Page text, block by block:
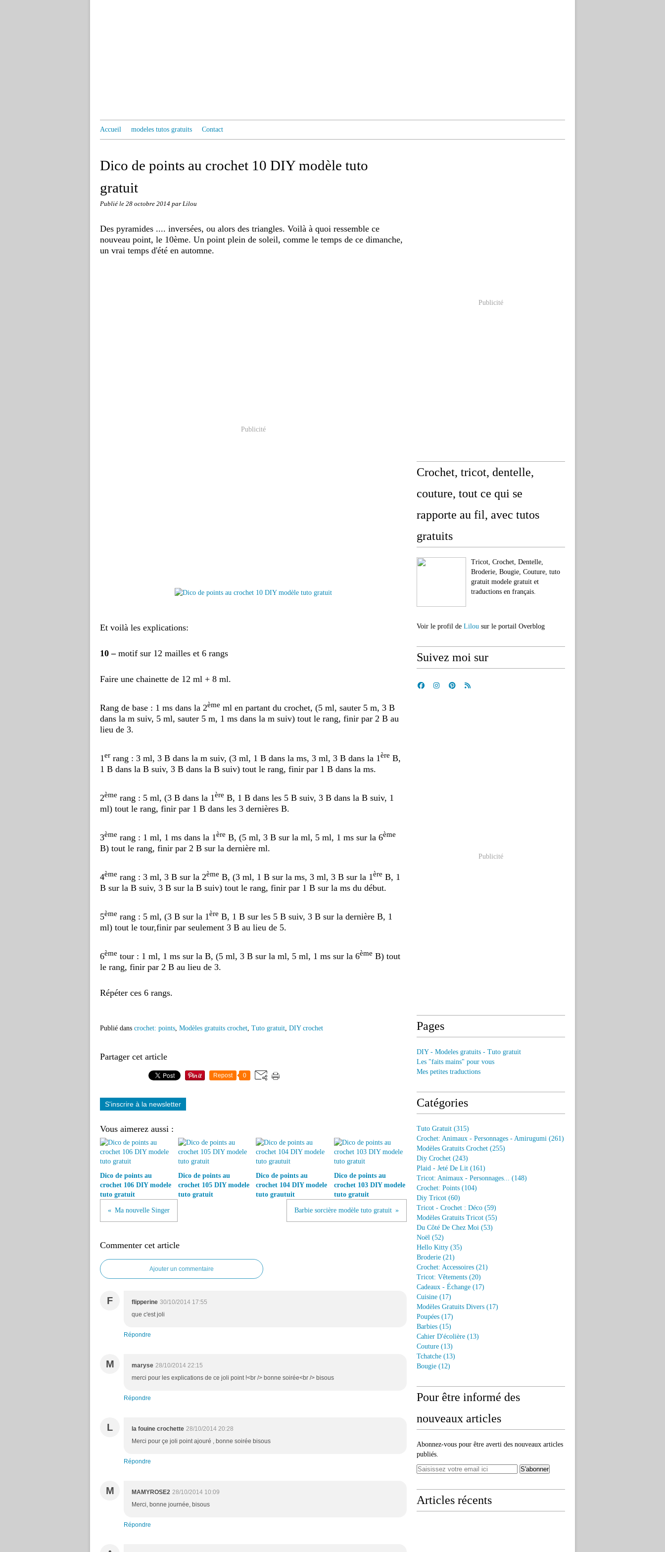
Accueil modeles tutos gratuits Contact
Dico de points au crochet 10 DIY modèle tuto
gratuit
Publié le 28 octobre 2014 par Lilou
Des pyramides .... inversées, ou alors des triangles. Voilà à quoi ressemble ce
nouveau point, le 10ème. Un point plein de soleil, comme le temps de ce dimanche,
un vrai temps d'été en automne.
Publicité
Et voilà les explications:
10 –motif sur 12 mailles et 6 rangs
Faire une chainette de 12 ml + 8 ml.
Rang de base : 1 ms dans la 2ème ml en partant du crochet, (5 ml, sauter 5 m, 3 B
dans la m suiv, 5 ml, sauter 5 m, 1 ms dans la m suiv) tout le rang, finir par 2 B au
lieu de 3.
1er rang : 3 ml, 3 B dans la m suiv, (3 ml, 1 B dans la ms, 3 ml, 3 B dans la 1ère B,
1 B dans la B suiv, 3 B dans la B suiv) tout le rang, finir par 1 B dans la ms.
2ème rang : 5 ml, (3 B dans la 1ère B, 1 B dans les 5 B suiv, 3 B dans la B suiv, 1
ml) tout le rang, finir par 1 B dans les 3 dernières B.
3ème rang : 1 ml, 1 ms dans la 1ère B, (5 ml, 3 B sur la ml, 5 ml, 1 ms sur la 6ème
B) tout le rang, finir par 2 B sur la dernière ml.
4ème rang : 3 ml, 3 B sur la 2ème B, (3 ml, 1 B sur la ms, 3 ml, 3 B sur la 1ère B, 1
B sur la B suiv, 3 B sur la B suiv) tout le rang, finir par 1 B sur la ms du début.
5ème rang : 5 ml, (3 B sur la 1ère B, 1 B sur les 5 B suiv, 3 B sur la dernière B, 1
ml) tout le tour,finir par seulement 3 B au lieu de 5.
6ème tour : 1 ml, 1 ms sur la B, (5 ml, 3 B sur la ml, 5 ml, 1 ms sur la 6ème B) tout
le rang, finir par 2 B au lieu de 3.
Répéter ces 6 rangs.
Publié dans crochet: points, Modèles gratuits crochet, Tuto gratuit, DIY crochet
Partager cet article
Repost 0
S'inscrire à la newsletter
Vous aimerez aussi :
Dico de points au
crochet 106 DIY modele
tuto gratuit
Dico de points au
crochet 105 DIY modele
tuto gratuit
Dico de points au
crochet 104 DIY modele
tuto grautuit
Dico de points au
crochet 103 DIY modele
tuto gratuit
Ma nouvelle Singer Barbie sorcière modèle tuto gratuit
Commenter cet article
Ajouter un commentaire
F flipperine 30/10/2014 17:55
que c'est joli
Répondre
M maryse 28/10/2014 22:15
merci pour les explications de ce joli point !<br /> bonne soirée<br /> bisous
Répondre
L la fouine crochette 28/10/2014 20:28
Merci pour çe joli point ajouré , bonne soirée bisous
Répondre
M MAMYROSE2 28/10/2014 10:09
Merci, bonne journée, bisous
Répondre
Publicité
Crochet, tricot, dentelle,
couture, tout ce qui se
rapporte au fil, avec tutos
gratuits
Tricot, Crochet, Dentelle,
Broderie, Bougie, Couture, tuto
gratuit modele gratuit et
traductions en français.
Voir le profil de Lilou sur le portail Overblog
Suivez moi sur
Publicité
Pages
DIY - Modeles gratuits - Tuto gratuit
Les "faits mains" pour vous
Mes petites traductions
Catégories
Tuto Gratuit (315)
Crochet: Animaux - Personnages - Amirugumi (261)
Modèles Gratuits Crochet (255)
Diy Crochet (243)
Plaid - Jeté De Lit (161)
Tricot: Animaux - Personnages... (148)
Crochet: Points (104)
Diy Tricot (60)
Tricot - Crochet : Déco (59)
Modèles Gratuits Tricot (55)
Du Côté De Chez Moi (53)
Noël (52)
Hello Kitty (35)
Broderie (21)
Crochet: Accessoires (21)
Tricot: Vêtements (20)
Cadeaux - Échange (17)
Cuisine (17)
Modèles Gratuits Divers (17)
Poupées (17)
Barbies (15)
Cahier D'écolière (13)
Couture (13)
Tchatche (13)
Bougie (12)
Pour être informé des
nouveaux articles
Abonnez-vous pour être averti des nouveaux articles
publiés.
Articles récents